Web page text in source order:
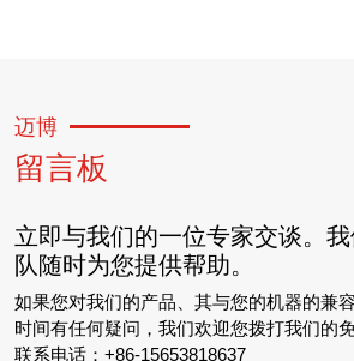
迈博
留言板
立即与我们的一位专家交谈。
队随时为您提供帮助。
如果您对我们的产品、其与您的机器的兼
时间有任何疑问，我们欢迎您拨打我们的
联系电话：+86-15653818637